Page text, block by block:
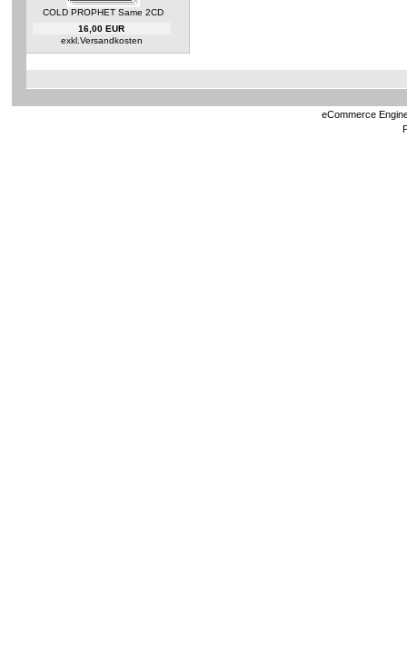
COLD PROPHET Same 2CD
16,00 EUR
exkl. Versandkosten
eCommerce